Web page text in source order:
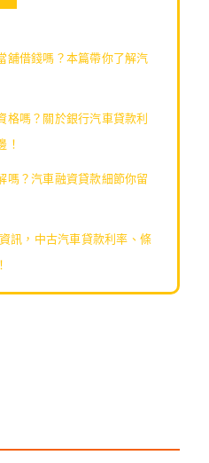
舖借錢嗎？本篇帶你了解汽
格嗎？關於銀行汽車貸款利
！
嗎？汽車融資貸款細節你留
訊，中古汽車貸款利率、條